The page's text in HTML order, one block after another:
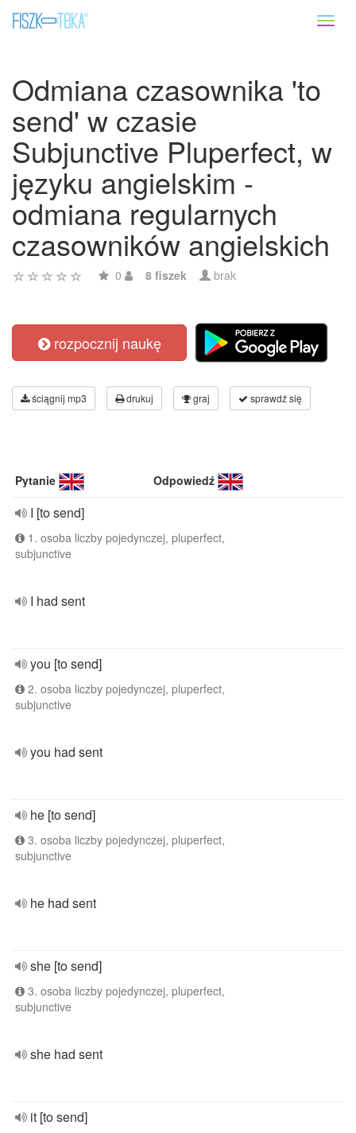
Odmiana czasownika 'to
send' w czasie
Subjunctive Pluperfect, w
języku angielskim -
odmiana regularnych
czasowników angielskich
0 8 fiszek brak
rozpocznij naukę
ściągnij mp3 drukuj graj sprawdź się
Pytanie Odpowiedź
I [to send]
1. osoba liczby pojedynczej, pluperfect,
subjunctive
I had sent
you [to send]
2. osoba liczby pojedynczej, pluperfect,
subjunctive
you had sent
he [to send]
3. osoba liczby pojedynczej, pluperfect,
subjunctive
he had sent
she [to send]
3. osoba liczby pojedynczej, pluperfect,
subjunctive
she had sent
it [to send]